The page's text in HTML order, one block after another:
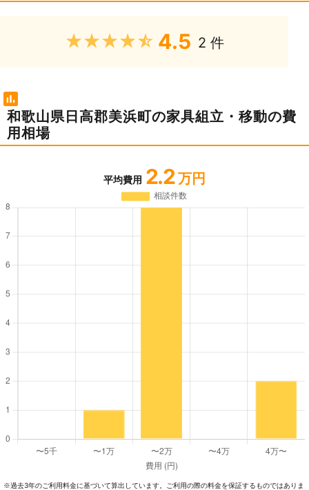
★★★★★ 4.5 2 件
和歌山県日高郡美浜町の家具組立・移動の費
用相場
平均費用 2.2 万円
※過去3年のご利⽤料⾦に基づいて算出しています。ご利⽤の際の料⾦を保証するものではありま